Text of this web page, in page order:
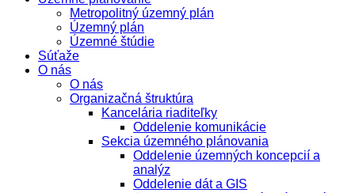
Metropolitný územný plán
Územný plán
Územné štúdie
Súťaže
O nás
O nás
Organizačná štruktúra
Kancelária riaditeľky
Oddelenie komunikácie
Sekcia územného plánovania
Oddelenie územných koncepcií a
analýz
Oddelenie dát a GIS